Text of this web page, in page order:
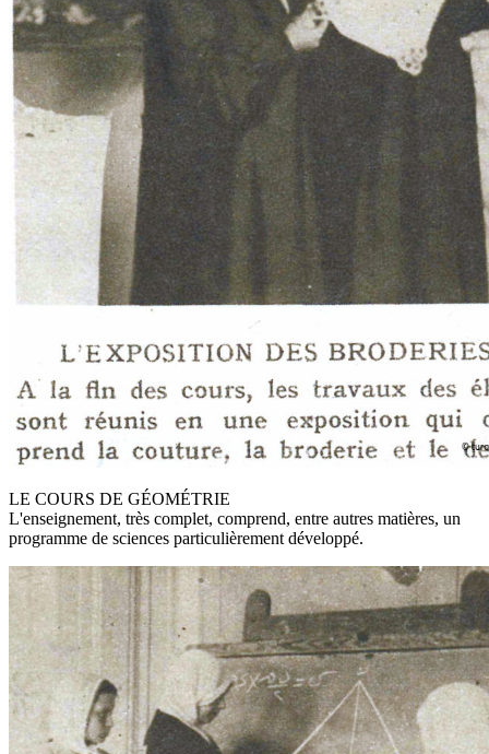
LE COURS DE GÉOMÉTRIE
L'enseignement, très complet, comprend, entre autres matières, un
programme de sciences particulièrement développé.